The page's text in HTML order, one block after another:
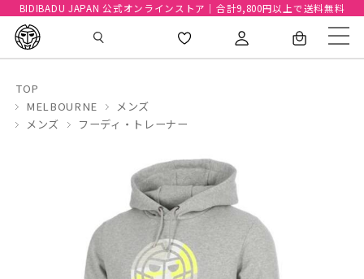
BIDIBADU JAPAN 公式オンラインストア｜合計9,800円以上で送料無料
TOP
MELBOURNE
メンズ
メンズ
フーディ・トレーナー